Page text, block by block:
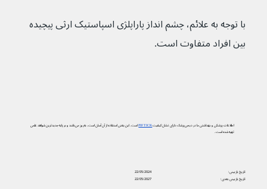
با توجه به علائم، چشم انداز پاراپلژی اسپاستیک ارثی پیچیده
بین افراد متفاوت است.
اطلاعات پزشکی و بهداشتی ما در دیجی‌پزشک دارای نشان کیفیتPIF TICKاست. این یعنی استفاده از آن آسان است، به‌روز می‌باشد و بر پایه جدیدترین شواهد علمی
تهیه شده است.
22/05/2024
تاریخ بازبینی:
22/05/2027
تاریخ بازبینی بعدی: